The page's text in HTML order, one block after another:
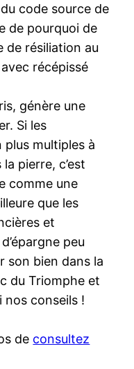
code source de
de pourquoi de
de résiliation au
récépissé
génère une
Si les
multiples à
pierre, c’est
comme une
que les
et
peu
son bien dans la
du Triomphe et
nos conseils !
de consultez